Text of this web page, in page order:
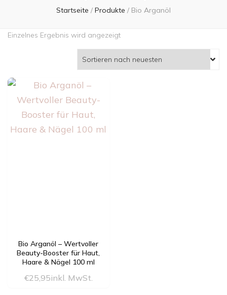
Startseite / Produkte / Bio Arganöl
Einzelnes Ergebnis wird angezeigt
Bio Arganöl – Wertvoller
Beauty-Booster für Haut,
Haare & Nägel 100 ml
€25,95inkl. MwSt.